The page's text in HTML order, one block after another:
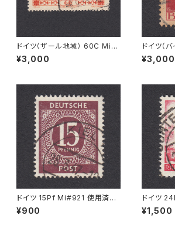
ドイツ（ザール地域） 60C Mi#1
43 使用済み切手｜EINÖD 8.
9.1934
¥3,000
ドイツ（
8 使用済
EIS
¥3,000
ドイツ 15Pf Mi#921 使用済み
切手｜KIEL 28.3.1947
¥900
ドイツ
手｜
48
¥1,500